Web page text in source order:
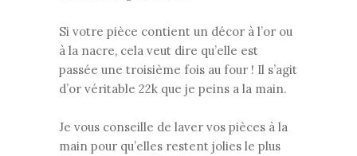
Si votre pièce contient un décor à l’or ou
à la nacre, cela veut dire qu’elle est
passée une troisième fois au four ! Il s’agit
d’or véritable 22k que je peins a la main.
Je vous conseille de laver vos pièces à la
main pour qu’elles restent jolies le plus